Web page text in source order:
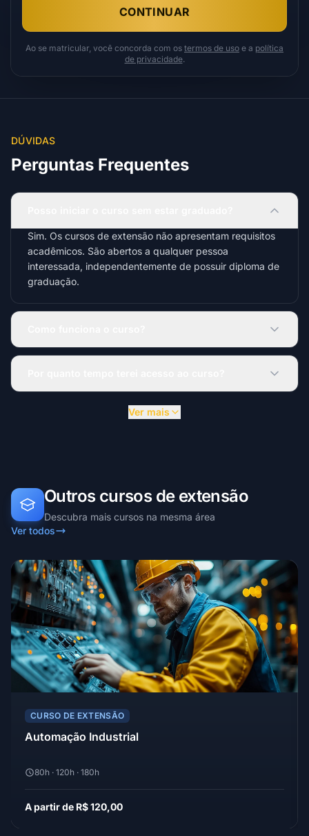
CONTINUAR
Ao se matricular, você concorda com os termos de uso e a política
de privacidade.
DÚVIDAS
Perguntas Frequentes
Sim. Os cursos de extensão não apresentam requisitos
acadêmicos. São abertos a qualquer pessoa
interessada, independentemente de possuir diploma de
graduação.
Ver mais
Outros cursos de extensão
Descubra mais cursos na mesma área
Ver todos
CURSO DE EXTENSÃO
Automação Industrial
80h · 120h · 180h
A partir de R$ 120,00